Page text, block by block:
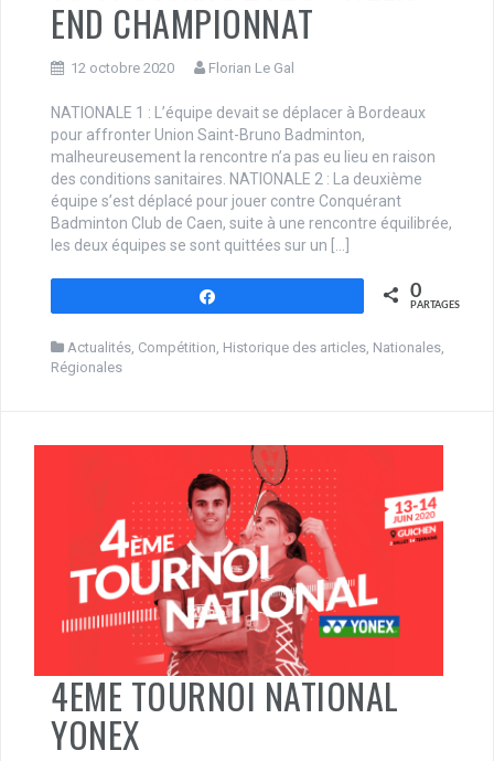
END CHAMPIONNAT
12 octobre 2020 Florian Le Gal
NATIONALE 1 : L’équipe devait se déplacer à Bordeaux
pour affronter Union Saint-Bruno Badminton,
malheureusement la rencontre n’a pas eu lieu en raison
des conditions sanitaires. NATIONALE 2 : La deuxième
équipe s’est déplacé pour jouer contre Conquérant
Badminton Club de Caen, suite à une rencontre équilibrée,
les deux équipes se sont quittées sur un […]
0
PARTAGES
Actualités, Compétition, Historique des articles, Nationales,
Régionales
4EME TOURNOI NATIONAL
YONEX